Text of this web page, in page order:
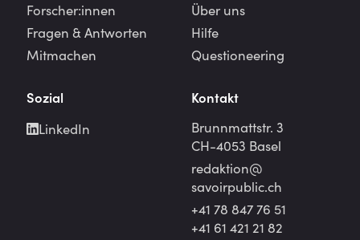
Forscher:innen
Fragen & Antworten
Mitmachen
Über uns
Hilfe
Questioneering
Sozial
LinkedIn
Kontakt
Brunnmattstr. 3
CH-4053 Basel
redaktion@
savoirpublic.ch
+41 78 847 76 51
+41 61 421 21 82